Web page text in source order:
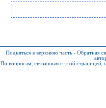
Подняться в верхнюю часть - Обратная
По вопросам, связанным с этой страницей,